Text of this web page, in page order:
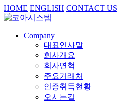
HOME ENGLISH CONTACT US
Company
대표인사말
회사개요
회사연혁
주요거래처
인증취득현황
오시는길